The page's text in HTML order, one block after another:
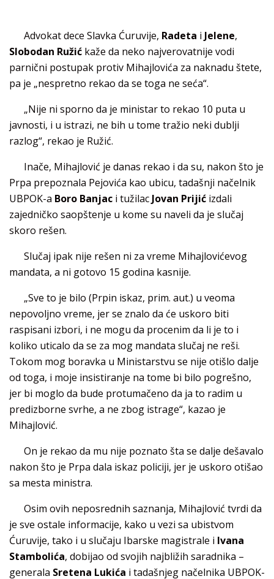
Advokat dece Slavka Ćuruvije, Radeta i Jelene,
Slobodan Ružić kaže da neko najverovatnije vodi
parnični postupak protiv Mihajlovića za naknadu štete,
pa je „nespretno rekao da se toga ne seća“.
„Nije ni sporno da je ministar to rekao 10 puta u
javnosti, i u istrazi, ne bih u tome tražio neki dublji
razlog“, rekao je Ružić.
Inače, Mihajlović je danas rekao i da su, nakon što je
Prpa prepoznala Pejovića kao ubicu, tadašnji načelnik
UBPOK-a Boro Banjac i tužilac Jovan Prijić izdali
zajedničko saopštenje u kome su naveli da je slučaj
skoro rešen.
Slučaj ipak nije rešen ni za vreme Mihajlovićevog
mandata, a ni gotovo 15 godina kasnije.
„Sve to je bilo (Prpin iskaz, prim. aut.) u veoma
nepovoljno vreme, jer se znalo da će uskoro biti
raspisani izbori, i ne mogu da procenim da li je to i
koliko uticalo da se za mog mandata slučaj ne reši.
Tokom mog boravka u Ministarstvu se nije otišlo dalje
od toga, i moje insistiranje na tome bi bilo pogrešno,
jer bi moglo da bude protumačeno da ja to radim u
predizborne svrhe, a ne zbog istrage“, kazao je
Mihajlović.
On je rekao da mu nije poznato šta se dalje dešavalo
nakon što je Prpa dala iskaz policiji, jer je uskoro otišao
sa mesta ministra.
Osim ovih neposrednih saznanja, Mihajlović tvrdi da
je sve ostale informacije, kako u vezi sa ubistvom
Ćuruvije, tako i u slučaju Ibarske magistrale i Ivana
Stambolića, dobijao od svojih najbližih saradnika –
generala Sretena Lukića i tadašnjeg načelnika UBPOK-